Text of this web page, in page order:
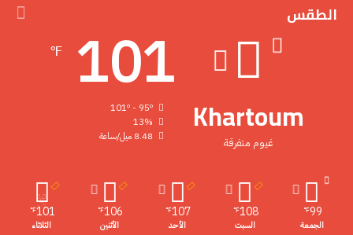
الطقس
Khartoum
غيوم متفرقة
101
℉
101º - 95º
13%
8.48 ميل/ساعة
99
℉
الجمعة
108
℉
السبت
107
℉
الأحد
106
℉
الأثنين
101
℉
الثلاثاء